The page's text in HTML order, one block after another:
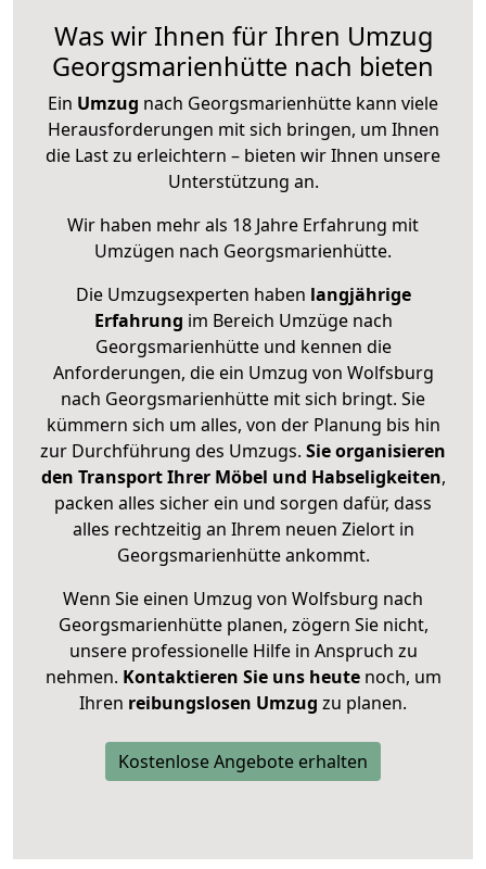
Was wir Ihnen für Ihren Umzug
Georgsmarienhütte nach bieten
Ein Umzug nach Georgsmarienhütte kann viele
Herausforderungen mit sich bringen, um Ihnen
die Last zu erleichtern – bieten wir Ihnen unsere
Unterstützung an.
Wir haben mehr als 18 Jahre Erfahrung mit
Umzügen nach Georgsmarienhütte.
Die Umzugsexperten haben langjährige
Erfahrung im Bereich Umzüge nach
Georgsmarienhütte und kennen die
Anforderungen, die ein Umzug von Wolfsburg
nach Georgsmarienhütte mit sich bringt. Sie
kümmern sich um alles, von der Planung bis hin
zur Durchführung des Umzugs. Sie organisieren
den Transport Ihrer Möbel und Habseligkeiten,
packen alles sicher ein und sorgen dafür, dass
alles rechtzeitig an Ihrem neuen Zielort in
Georgsmarienhütte ankommt.
Wenn Sie einen Umzug von Wolfsburg nach
Georgsmarienhütte planen, zögern Sie nicht,
unsere professionelle Hilfe in Anspruch zu
nehmen. Kontaktieren Sie uns heutenoch, um
Ihren reibungslosen Umzug zu planen.
Kostenlose Angebote erhalten